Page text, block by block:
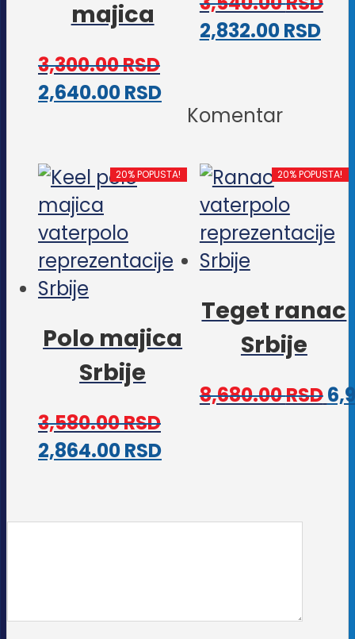
na
majica
3,300.00RSD
2,640.00RSDOvaj
proizvod
više
varijanti.
Opcije
mogu
izabrane
na
proizvoda.
2,832.00RSD
biti
20% POPUSTA!
Polo majica
Srbije
3,580.00RSD
2,864.00RSDOvaj
mogu
20% POPUSTA!
Teget ranac
Srbije
8,680.00RSD
Komentar